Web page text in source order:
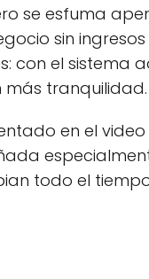
se esfuma
sin
con el sistema
tranquilidad.
en el video
todo el